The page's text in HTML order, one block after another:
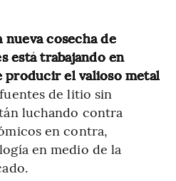
nueva cosecha de
está trabajando en
producir el valioso metal
de litio sin
luchando contra
en contra,
en medio de la